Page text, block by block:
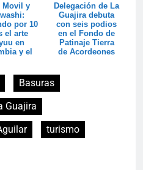
Movil y
por 10
el arte
en
y el
Delegación de La
Guajira debuta
con seis podios
en el Fondo de
Patinaje Tierra
de Acordeones
Basuras
Guajira
turismo